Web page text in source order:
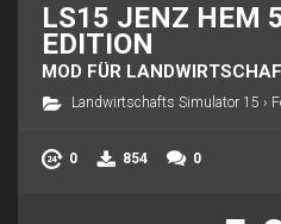
LS15 JENZ HEM
EDITION
MOD FÜR
Landwirtschafts Simulator 15 ›
0 854 0